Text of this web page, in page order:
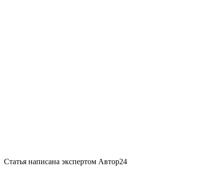
Статья написана экспертом Автор24